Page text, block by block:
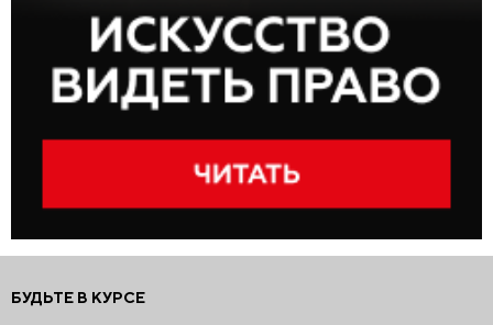
БУДЬТЕ В КУРСЕ